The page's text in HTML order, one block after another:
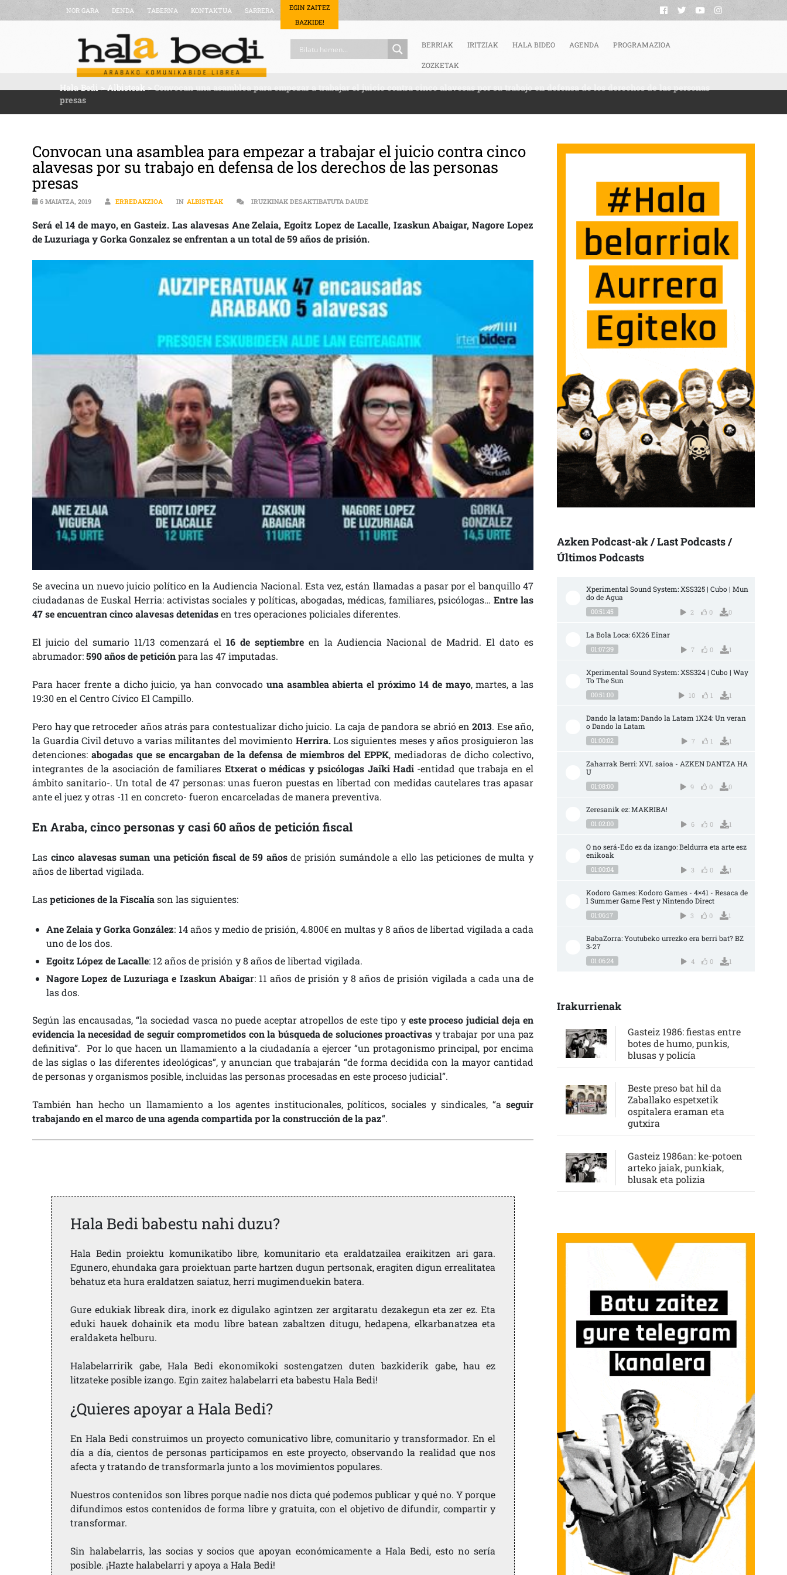
NOR GARA DENDA TABERNA KONTAKTUA SARRERA
EGIN ZAITEZ
BAZKIDE!
BERRIAK IRITZIAK HALA BIDEO AGENDA PROGRAMAZIOA
ZOZKETAK
Hala Bedi>Albisteak>Convocan una asamblea para empezar a trabajar el juicio contra cinco alavesas por su trabajo en defensa de los derechos de las personas
presas
Convocan una asamblea para empezar a trabajar el juicio contra cinco
alavesas por su trabajo en defensa de los derechos de las personas
presas
6 MAIATZA, 2019 ERREDAKZIOA IN ALBISTEAK IRUZKINAK DESAKTIBATUTA DAUDECONVOCAN UNA ASAMBLEA PARA EMPEZAR A TRABAJAR EL JUICIO CONTRA CINCO ALAVESAS POR SU TRABAJO EN DEFENSA
Será el 14 de mayo, en Gasteiz. Las alavesas Ane Zelaia, Egoitz Lopez de Lacalle, Izaskun Abaigar, Nagore Lopez
de Luzuriaga y Gorka Gonzalez se enfrentan a un total de 59 años de prisión.
Se avecina un nuevo juicio político en la Audiencia Nacional. Esta vez, están llamadas a pasar por el banquillo 47
ciudadanas de Euskal Herria: activistas sociales y políticas, abogadas, médicas, familiares, psicólogas…Entre las
47 se encuentran cinco alavesas detenidasen tres operaciones policiales diferentes.
El juicio del sumario 11/13 comenzará el 16 de septiembreen la Audiencia Nacional de Madrid.El dato es
abrumador:590 años de peticiónpara las 47 imputadas.
Para hacer frente a dicho juicio, ya han convocado una asamblea abierta el próximo 14 de mayo, martes, a las
19:30 en el Centro Cívico El Campillo.
Pero hay que retroceder años atrás para contestualizar dicho juicio. La caja de pandora se abrió en2013. Ese año,
la Guardia Civil detuvo a varias militantes del movimiento Herrira.Los siguientes meses y años prosiguieron las
detenciones: abogadas que se encargaban de la defensa de miembros del EPPK, mediadoras de dicho colectivo,
integrantes de la asociación de familiares Etxerat o médicas y psicólogas Jaiki Hadi -entidad que trabaja en el
ámbito sanitario-. Un total de 47 personas: unas fueron puestas en libertad con medidas cautelares tras apasar
ante el juez y otras -11 en concreto- fueron encarceladas de manera preventiva.
En Araba, cinco personas y casi 60 años de petición fiscal
Las cinco alavesas suman una petición fiscal de 59 añosde prisión sumándole a ello las peticiones de multa y
años de libertad vigilada.
Laspeticiones de la Fiscalíason las siguientes:
Ane Zelaia y Gorka González: 14 años y medio de prisión, 4.800€ en multas y 8 años de libertad vigilada a cada
uno de los dos.
Egoitz López de Lacalle: 12 años de prisión y 8 años de libertad vigilada.
Nagore Lopez de Luzuriaga e Izaskun Abaigar: 11 años de prisión y 8 años de prisión vigilada a cada una de
las dos.
Según las encausadas, “la sociedad vasca no puede aceptar atropellos de este tipo y este proceso judicial deja en
evidencia la necesidad de seguir comprometidos con la búsqueda de soluciones proactivas y trabajar por una paz
definitiva”. Por lo que hacen un llamamiento a la ciudadanía a ejercer “un protagonismo principal, por encima
de las siglas o las diferentes ideológicas”, y anuncian que trabajarán “de forma decidida con la mayor cantidad
de personas y organismos posible, incluidas las personas procesadas en este proceso judicial”.
También han hecho un llamamiento a los agentes institucionales, políticos, sociales y sindicales, “a seguir
trabajando en el marco de una agenda compartida por la construcción de la paz“.
Hala Bedi babestu nahi duzu?
Hala Bedin proiektu komunikatibo libre, komunitario eta eraldatzailea eraikitzen ari gara.
Egunero, ehundaka gara proiektuan parte hartzen dugun pertsonak, eragiten digun errealitatea
behatuz eta hura eraldatzen saiatuz, herri mugimenduekin batera.
Gure edukiak libreak dira, inork ez digulako agintzen zer argitaratu dezakegun eta zer ez. Eta
eduki hauek dohainik eta modu libre batean zabaltzen ditugu, hedapena, elkarbanatzea eta
eraldaketa helburu.
Halabelarririk gabe, Hala Bedi ekonomikoki sostengatzen duten bazkiderik gabe, hau ez
litzateke posible izango. Egin zaitez halabelarri eta babestu Hala Bedi!
¿Quieres apoyar a Hala Bedi?
En Hala Bedi construimos un proyecto comunicativo libre, comunitario y transformador. En el
día a día, cientos de personas participamos en este proyecto, observando la realidad que nos
afecta y tratando de transformarla junto a los movimientos populares.
Nuestros contenidos son libres porque nadie nos dicta qué podemos publicar y qué no. Y porque
difundimos estos contenidos de forma libre y gratuita, con el objetivo de difundir, compartir y
transformar.
Sin halabelarris, las socias y socios que apoyan económicamente a Hala Bedi, esto no sería
posible. ¡Hazte halabelarri y apoya a Hala Bedi!
Azken Podcast-ak / Last Podcasts /
Últimos Podcasts
Xperimental Sound System: XSS325 | Cubo | Mun
do de Agua
00:51:45 2 0 0
La Bola Loca: 6X26 Einar
01:07:39 7 0 1
Xperimental Sound System: XSS324 | Cubo | Way
To The Sun
00:51:00 10 1 1
Dando la latam: Dando la Latam 1X24: Un veran
o Dando la Latam
01:00:02 7 1 1
Zaharrak Berri: XVI. saioa - AZKEN DANTZA HA
U
01:08:00 9 0 0
Zeresanik ez: MAKRIBA!
01:02:00 6 0 1
O no será-Edo ez da izango: Beldurra eta arte esz
enikoak
01:00:04 3 0 1
Kodoro Games: Kodoro Games - 4×41 - Resaca de
l Summer Game Fest y Nintendo Direct
01:06:17 3 0 1
BabaZorra: Youtubeko urrezko era berri bat? BZ
3-27
01:06:24 4 0 1
Irakurrienak
Gasteiz 1986: fiestas entre
botes de humo, punkis,
blusas y policía
Beste preso bat hil da
Zaballako espetxetik
ospitalera eraman eta
gutxira
Gasteiz 1986an: ke-potoen
arteko jaiak, punkiak,
blusak eta polizia